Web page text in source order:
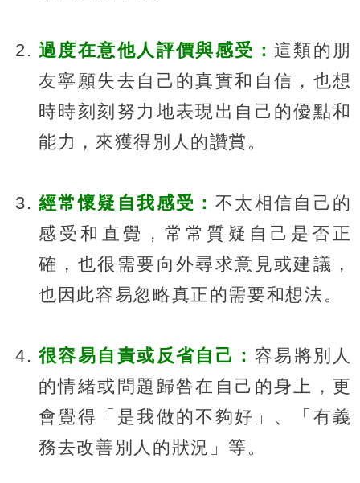
過度在意他人評價與感受：這類的朋
友寧願失去自己的真實和自信，也想
時時刻刻努力地表現出自己的優點和
能力，來獲得別人的讚賞。
經常懷疑自我感受： 不太相信自己的
感受和直覺，常常質疑自己是否正
確，也很需要向外尋求意見或建議，
也因此容易忽略真正的需要和想法。
很容易自責或反省自己： 容易將別人
的情緒或問題歸咎在自己的身上，更
會覺得「是我做的不夠好」、「有義
務去改善別人的狀況」等。